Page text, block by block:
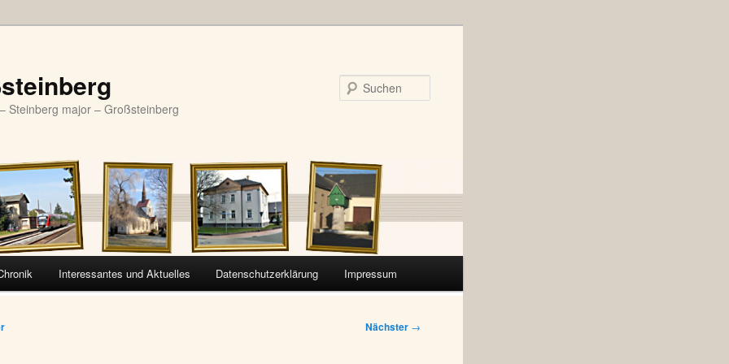
Steinberg major – Großsteinberg
Interessantes und Aktuelles Datenschutzerklärung Impressum
Nächster →